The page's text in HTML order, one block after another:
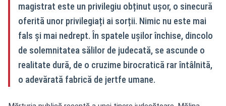
magistrat este un privilegiu obținut ușor, o sinecură
oferită unor privilegiați ai sorții. Nimic nu este mai
fals și mai nedrept. În spatele ușilor închise, dincolo
de solemnitatea sălilor de judecată, se ascunde o
realitate dură, de o cruzime birocratică rar întâlnită,
o adevărată fabrică de jertfe umane.